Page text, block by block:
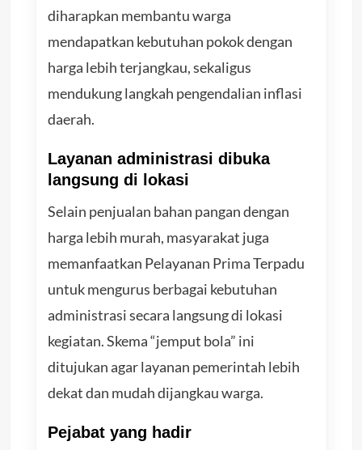
diharapkan membantu warga
mendapatkan kebutuhan pokok dengan
harga lebih terjangkau, sekaligus
mendukung langkah pengendalian inflasi
daerah.
Layanan administrasi dibuka
langsung di lokasi
Selain penjualan bahan pangan dengan
harga lebih murah, masyarakat juga
memanfaatkan Pelayanan Prima Terpadu
untuk mengurus berbagai kebutuhan
administrasi secara langsung di lokasi
kegiatan. Skema “jemput bola” ini
ditujukan agar layanan pemerintah lebih
dekat dan mudah dijangkau warga.
Pejabat yang hadir